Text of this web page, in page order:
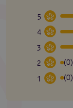
5
4
3
2
(0)
1
(0)